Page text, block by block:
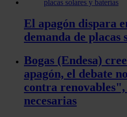
El apagón dispara
demanda de placas
Bogas (Endesa)
apagón, el debate
contra renovables",
necesarias